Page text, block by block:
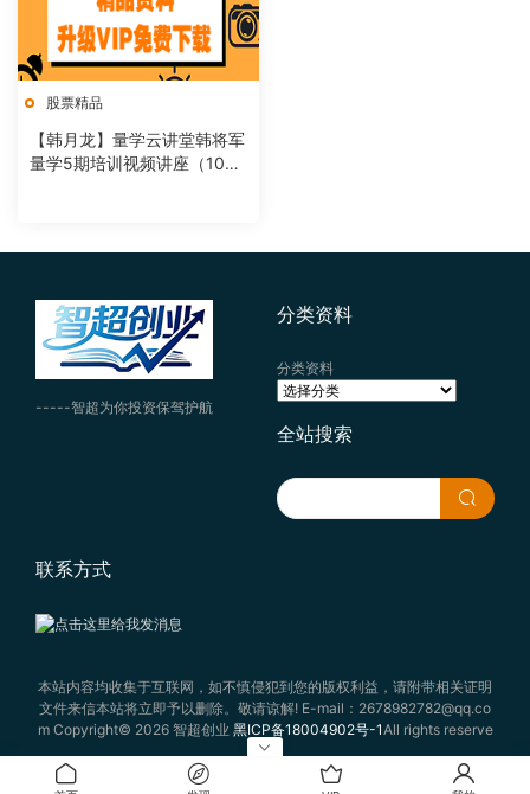
股票精品
【韩月龙】量学云讲堂韩将军
量学5期培训视频讲座（10
-----智超为你投资保驾护航
分类资料
分类资料
全站搜索
联系方式
本站内容均收集于互联网，如不慎侵犯到您的版权利益，请附带相关证明
文件来信本站将立即予以删除。敬请谅解! E-mail：2678982782@qq.co
m Copyright© 2026 智超创业 黑ICP备18004902号-1All rights reserve
d